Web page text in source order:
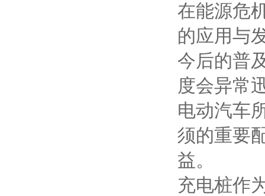
在能源危
的应用与
今后的普
度会异常
电动汽车
须的重要
益。
充电桩作